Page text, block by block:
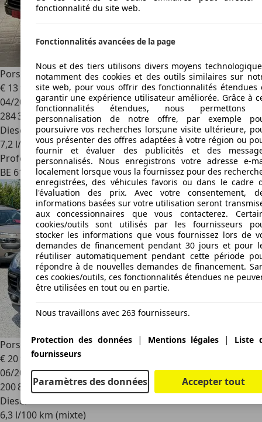
Porsche CayenneCayenne 3.0 D V6 Tiptronic S
€ 13 950
04/2013
284 338 km
Diesel
7,2 l/100 km (mixte)
Professionnel
BE 6183
Trazegnies
Porsche MacanS 3.0 V6 Bi-Turbo PDK - Toit pano - Euro 6
€ 20 950
06/2016
200 881 km
Diesel
6,3 l/100 km (mixte)
fonctionnalité du site web.
Fonctionnalités avancées de la page
Nous et des tiers utilisons divers moyens
notamment des cookies et des outils similaires sur
site web, pour vous offrir des fonctionnalités étendues
garantir une expérience utilisateur améliorée. Grâce à
fonctionnalités étendues, nous permettons
personnalisation de notre offre, par exemple
poursuivre vos recherches lors;une visite ultérieure,
vous présenter des offres adaptées à votre région ou
fournir et évaluer des publicités et des
personnalisés. Nous enregistrons votre adresse e-
localement lorsque vous la fournissez pour des
enregistrées, des véhicules favoris ou dans le cadre
l'évaluation des prix. Avec votre consentement,
informations basées sur votre utilisation seront
aux concessionnaires que vous contacterez.
cookies/outils sont utilisés par les fournisseurs
stocker les informations que vous fournissez lors de
demandes de financement pendant 30 jours et pour
réutiliser automatiquement pendant cette période
répondre à de nouvelles demandes de financement.
ces cookies/outils, ces fonctionnalités étendues ne
être utilisées en tout ou en partie.
Nous travaillons avec 263 fournisseurs.
Protection des données | Mentions légales |
Liste
fournisseurs
Paramètres des données Accepter tout